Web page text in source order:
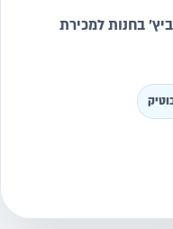
בחנות למכירת